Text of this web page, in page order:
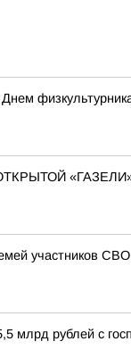
участников
млрд рублей с